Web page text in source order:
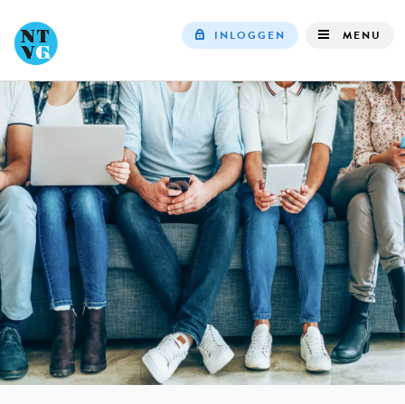
navigation
INLOGGEN MENU